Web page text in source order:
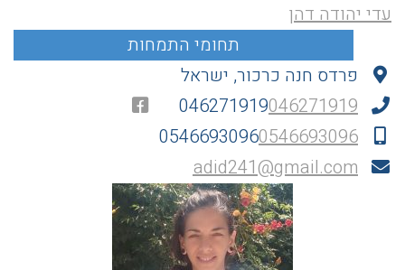
עדי יהודה דהן
פרדס חנה כרכור, ישראל
046271919046271919
05466930960546693096
adid241@gmail.com